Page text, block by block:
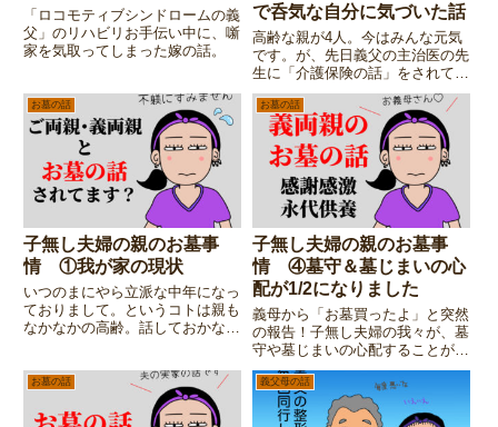
「ロコモティブシンドロームの義
父」のリハビリお手伝い中に、噺
家を気取ってしまった嫁の話。
で呑気な自分に気づいた話
高齢な親が4人。今はみんな元気
です。が、先日義父の主治医の先
生に「介護保険の話」をされて、
何も知らない自分に気が付きまし
た。親が高齢という事は頭ではわ
かっていたつもりだったけ
ど・・・元気でいてくれることに
甘えてたなーと感じた話。
お墓の話
子無し夫婦の親のお墓事
情 ①我が家の現状
いつのまにやら立派な中年になっ
ておりまして。というコトは親も
なかなかの高齢。話しておかなく
墓の話」書いてみようと思いま
す。第一話は「我が家の現状」
を・・・
お墓の話
子無し夫婦の親のお墓事
情 ④墓守＆墓じまいの心
配が1/2になりました
義母から「お墓買ったよ」と突然
の報告！子無し夫婦の我々が、墓
守や墓じまいの心配することが無
くなった「義両親のお墓の契約」
とは・・・【子無し夫婦の親のお
墓事情】連載第四話です。
お墓の話 義父母の話